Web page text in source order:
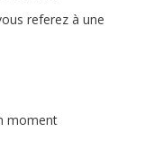
referez à une
moment